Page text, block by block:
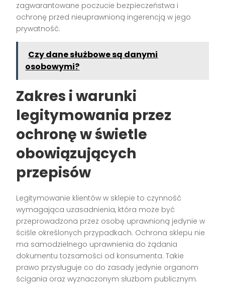
zagwarantowane poczucie bezpieczeństwa i
ochronę przed nieuprawnioną ingerencją w jego
prywatność.
Czy dane służbowe są danymi
osobowymi?
Zakres i warunki
legitymowania przez
ochronę w świetle
obowiązujących
przepisów
Legitymowanie klientów w sklepie to czynność
wymagająca uzasadnienia, która może być
przeprowadzona przez osobę uprawnioną jedynie w
ściśle określonych przypadkach. Ochrona sklepu nie
ma samodzielnego uprawnienia do żądania
dokumentu tożsamości od konsumenta. Takie
prawo przysługuje co do zasady jedynie organom
ścigania oraz wyznaczonym służbom publicznym.